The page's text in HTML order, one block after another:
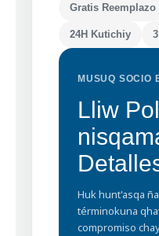
Gratis Reemplazo
24H Kutichiy
MUSUQ SOCIO
Lliw
Huk hunt'asqa
términokuna
compromiso